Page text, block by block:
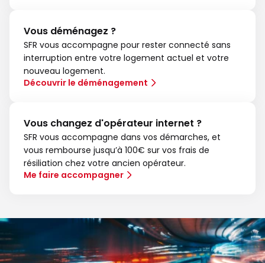
Vous déménagez ?
SFR vous accompagne pour rester connecté sans
interruption entre votre logement actuel et votre
nouveau logement.
Découvrir le déménagement
Vous changez d'opérateur internet ?
SFR vous accompagne dans vos démarches, et
vous rembourse jusqu’à 100€ sur vos frais de
résiliation chez votre ancien opérateur.
Me faire accompagner